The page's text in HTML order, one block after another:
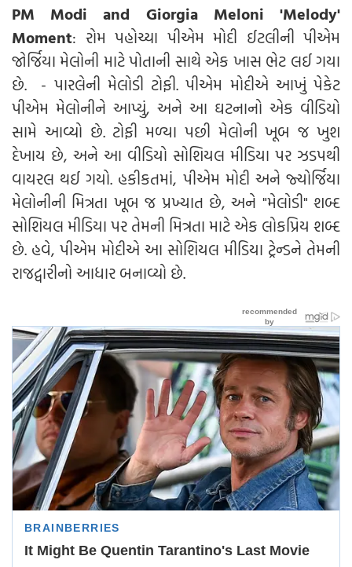
PM Modi and Giorgia Meloni 'Melody'
Moment: રોમ પહોચ્યા પીએમ મોદી ઈટલીની પીએમ
જોર્જિયા મેલોની માટે પોતાની સાથે એક ખાસ ભેટ લઈ ગયા
છે. - પારલેની મેલોડી ટોફી. પીએમ મોદીએ આખું પેકેટ
પીએમ મેલોનીને આપ્યું, અને આ ઘટનાનો એક વીડિયો
સામે આવ્યો છે. ટોફી મળ્યા પછી મેલોની ખૂબ જ ખુશ
દેખાય છે, અને આ વીડિયો સોશિયલ મીડિયા પર ઝડપથી
વાયરલ થઈ ગયો. હકીકતમાં, પીએમ મોદી અને જ્યોર્જિયા
મેલોનીની મિત્રતા ખૂબ જ પ્રખ્યાત છે, અને "મેલોડી" શબ્દ
સોશિયલ મીડિયા પર તેમની મિત્રતા માટે એક લોકપ્રિય શબ્દ
છે. હવે, પીએમ મોદીએ આ સોશિયલ મીડિયા ટ્રેન્ડને તેમની
રાજદ્વારીનો આધાર બનાવ્યો છે.